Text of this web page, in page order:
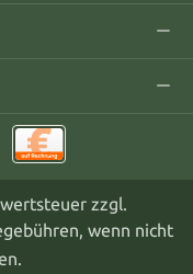
zzgl.
wenn nicht